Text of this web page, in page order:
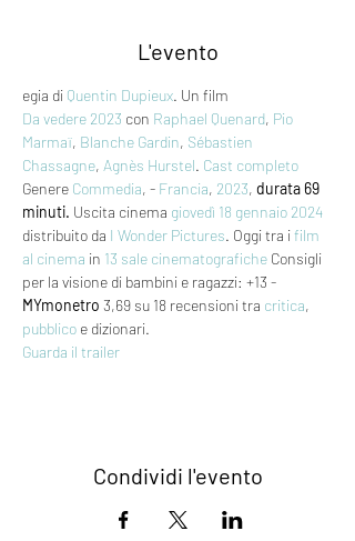
L'evento
egia di Quentin Dupieux. Un film
Da vedere 2023 con Raphael Quenard, Pio
Marmaï, Blanche Gardin, Sébastien
Chassagne, Agnès Hurstel. Cast completo
Genere Commedia, - Francia, 2023, durata 69
minuti. Uscita cinema giovedì 18 gennaio 2024
distribuito da I Wonder Pictures. Oggi tra i film
al cinema in 13 sale cinematografiche Consigli
per la visione di bambini e ragazzi: +13 -
MYmonetro 3,69 su 18 recensioni tra critica,
pubblico e dizionari.
Guarda il trailer
Condividi l'evento